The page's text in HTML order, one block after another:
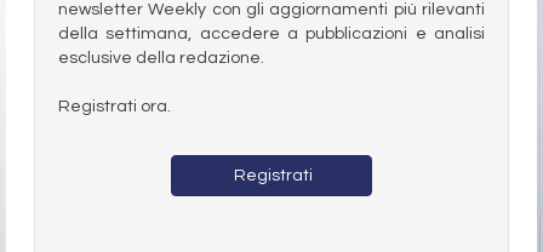
newsletter Weekly con gli aggiornamenti più rilevanti
della settimana, accedere a pubblicazioni e analisi
esclusive della redazione.
Registrati ora.
Registrati